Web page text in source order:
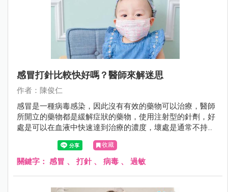
感冒打針比較快好嗎？醫師來解迷思
作者：陳俊仁
感冒是一種病毒感染，因此沒有有效的藥物可以治療，醫師
所開立的藥物都是緩解症狀的藥物，使用注射型的針劑，好
處是可以在血液中快速達到治療的濃度，壞處是通常不持
久，時間一到一樣被身體代謝掉。
收藏
關鍵字： 感冒 、 打針 、 病毒 、 過敏